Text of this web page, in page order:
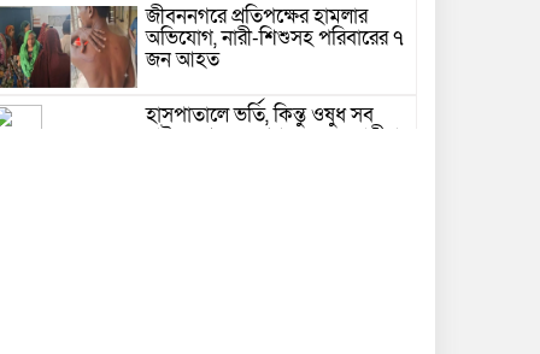
জীবননগরে প্রতিপক্ষের হামলার
অভিযোগ, নারী-শিশুসহ পরিবারের ৭
জন আহত
হাসপাতালে ভর্তি, কিন্তু ওষুধ সব
বাইরে থেকে — প্রশ্ন তুলছেন রোগীরা